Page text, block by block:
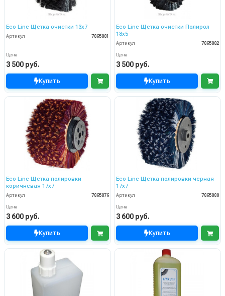
Eco Line Щетка очистки 13х7
Артикул 7895881
Цена
3 500 руб.
Купить
Eco Line Щетка очистки Полирол
18х5
Артикул 7895882
Цена
3 500 руб.
Купить
Eco Line Щетка полировки
коричневая 17х7
Артикул 7895879
Цена
3 600 руб.
Купить
Eco Line Щетка полировки черная
17х7
Артикул 7895880
Цена
3 600 руб.
Купить